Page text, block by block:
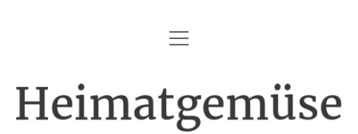
HEIMATGEMÜSE
DAS KOCHBUCH
Menü
öffnen
Heimatgemüse